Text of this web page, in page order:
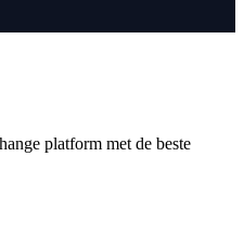
platform met de beste